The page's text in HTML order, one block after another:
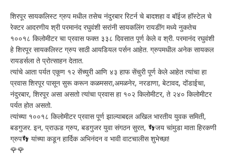
शिरपूर सायकलिस्ट ग्रुप मधील तसेच नंदुरबार रिटर्न चे बादशहा व बॉईज हॉस्टेल चे
रेक्टर आदरणीय श्री परमानंद रघुवंशी सरांनी सायकलिंग रायडींग मध्ये नुकतेच
१००१८ किलोमीटर चा प्रवास फक्त ३३८ दिवसात पूर्ण केले व श्री. परमानंद रघुवंशी
हे शिरपूर सायकलिस्ट ग्रुप साठी आयडियल पर्सन आहेत. ग्रुपमधील अनेक सायकल
रायडर्सला ते प्रोत्साहन देतात.
त्यांचे आता पर्यत एकूण १२ सेंच्युरी आणि ४३ हाफ सेंचुरी पूर्ण केले आहेत त्यांचा हा
प्रवास शिरपूर पासून सुरू करून कळमसरा,अमळनेर, नरडाणा, बेटावद, दोंडाईचा,
नंदुरबार, शिरपूर असा असतो त्यांचा प्रवास हा १०२ किलोमीटर, ते २४० किलोमीटर
पर्यत होत असतो.
त्यांच्या १००१८ किलोमीटर प्रवास पूर्ण झाल्याबद्दल अखिल भारतीय युवक समिती,
बडगुजर. इन, प्राऊड ग्रुप, बडगुजर युवा संगठन सुरत, 👣जय चांमुडा माता हिरकणी
ग्रुप👣 यांच्या कडून हार्दिक अभिनंदन व भावी वाटचालीस शुभेच्छा!
🌹🌹